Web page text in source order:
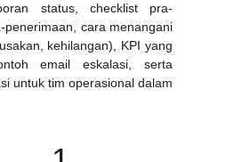
status, checklist pra-
penerimaan, cara menangani
kehilangan), KPI yang
email eskalasi, serta
untuk tim operasional dalam